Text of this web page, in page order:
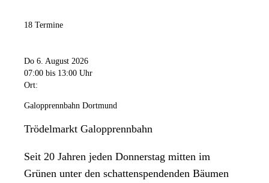
18 Termine
Do 6. August 2026
07:00 bis 13:00 Uhr
Ort:
Galopprennbahn Dortmund
Trödelmarkt Galopprennbahn
Seit 20 Jahren jeden Donnerstag mitten im
Grünen unter den schattenspendenden Bäumen